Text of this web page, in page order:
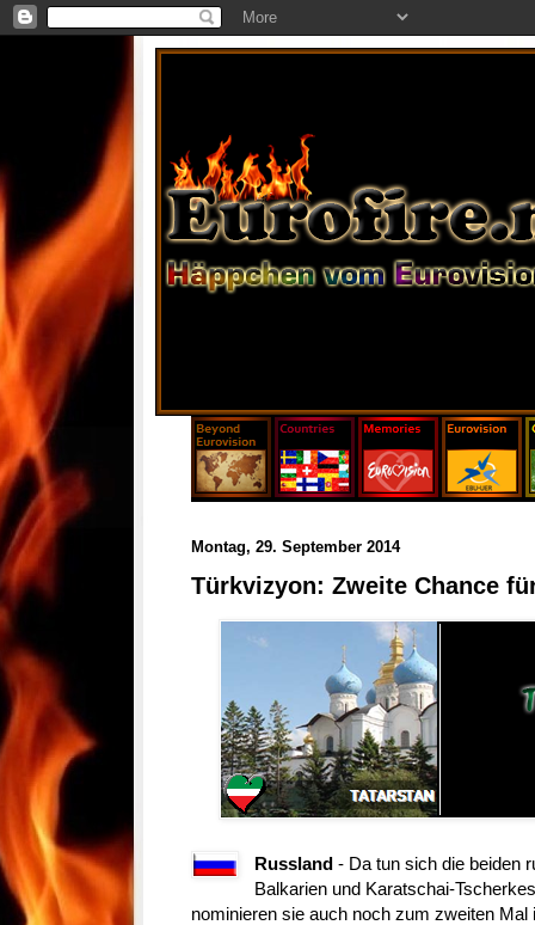
Montag, 29. September 2014
Türkvizyon: Zweite Chance
Russland - Da tun sich die beiden
Balkarien und Karatschai-
nominieren sie auch noch zum zweiten Mal